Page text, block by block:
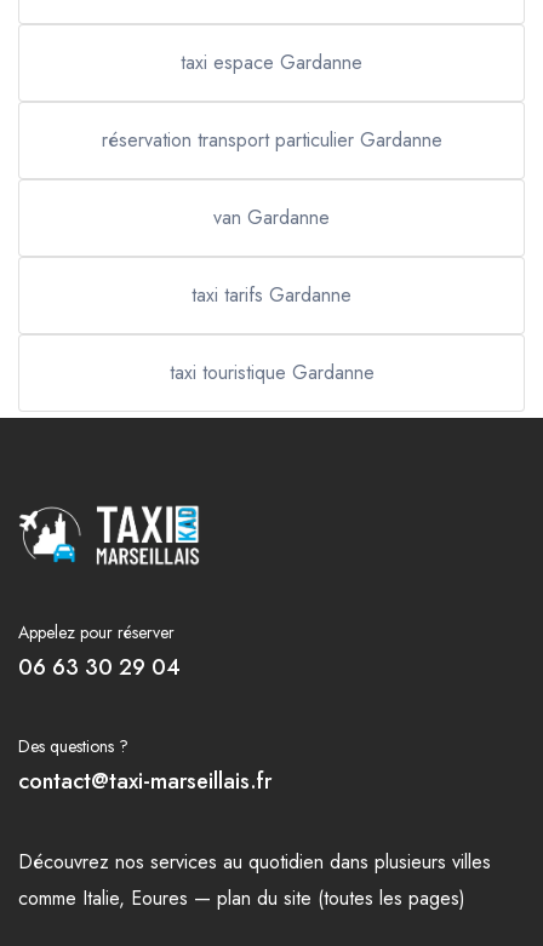
taxi espace Gardanne
réservation transport particulier Gardanne
van Gardanne
taxi tarifs Gardanne
taxi touristique Gardanne
Appelez pour réserver
06 63 30 29 04
Des questions ?
contact@taxi-marseillais.fr
Découvrez nos services au quotidien dans plusieurs villes
comme Italie, Eoures — plan du site (toutes les pages)